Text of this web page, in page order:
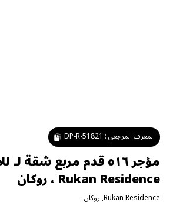
المعرف المرجعي : DP-R-51821
مؤجر ٥١٦ قدم مربع شقة
Rukan Residence ، روكان
Rukan Residence
,روكان-